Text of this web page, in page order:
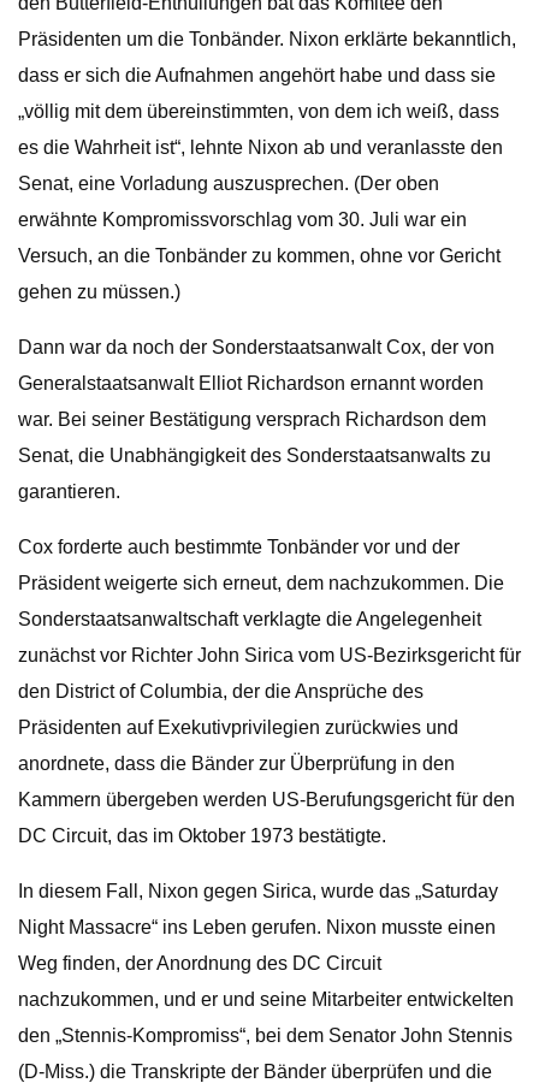
Präsidenten um die Tonbänder. Nixon erklärte bekanntlich,
dass er sich die Aufnahmen angehört habe und dass sie
„völlig mit dem übereinstimmten, von dem ich weiß, dass
es die Wahrheit ist“, lehnte Nixon ab und veranlasste den
Senat, eine Vorladung auszusprechen. (Der oben
erwähnte Kompromissvorschlag vom 30. Juli war ein
Versuch, an die Tonbänder zu kommen, ohne vor Gericht
gehen zu müssen.)
Dann war da noch der Sonderstaatsanwalt Cox, der von
Generalstaatsanwalt Elliot Richardson ernannt worden
war. Bei seiner Bestätigung versprach Richardson dem
Senat, die Unabhängigkeit des Sonderstaatsanwalts zu
garantieren.
Cox forderte auch bestimmte Tonbänder vor und der
Präsident weigerte sich erneut, dem nachzukommen. Die
Sonderstaatsanwaltschaft verklagte die Angelegenheit
zunächst vor Richter John Sirica vom US-Bezirksgericht für
den District of Columbia, der die Ansprüche des
Präsidenten auf Exekutivprivilegien zurückwies und
anordnete, dass die Bänder zur Überprüfung in den
Kammern übergeben werden US-Berufungsgericht für den
DC Circuit, das im Oktober 1973 bestätigte.
In diesem Fall, Nixon gegen Sirica, wurde das „Saturday
Night Massacre“ ins Leben gerufen. Nixon musste einen
Weg finden, der Anordnung des DC Circuit
nachzukommen, und er und seine Mitarbeiter entwickelten
den „Stennis-Kompromiss“, bei dem Senator John Stennis
(D-Miss.) die Transkripte der Bänder überprüfen und die